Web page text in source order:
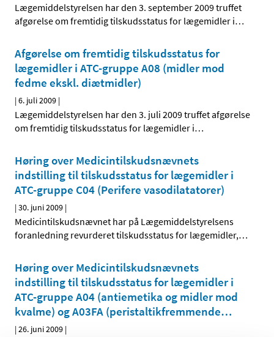
Lægemiddelstyrelsen har den 3. september 2009 truffet
afgørelse om fremtidig tilskudsstatus for lægemidler i…
Afgørelse om fremtidig tilskudsstatus for
lægemidler i ATC-gruppe A08 (midler mod
fedme ekskl. diætmidler)
|6. juli 2009 |
Lægemiddelstyrelsen har den 3. juli 2009 truffet afgørelse
om fremtidig tilskudsstatus for lægemidler i…
Høring over Medicintilskudsnævnets
indstilling til tilskudsstatus for lægemidler i
ATC-gruppe C04 (Perifere vasodilatatorer)
|30. juni 2009 |
Medicintilskudsnævnet har på Lægemiddelstyrelsens
foranledning revurderet tilskudsstatus for lægemidler,…
Høring over Medicintilskudsnævnets
indstilling til tilskudsstatus for lægemidler i
ATC-gruppe A04 (antiemetika og midler mod
kvalme) og A03FA (peristaltik­fremmende…
|26. juni 2009 |